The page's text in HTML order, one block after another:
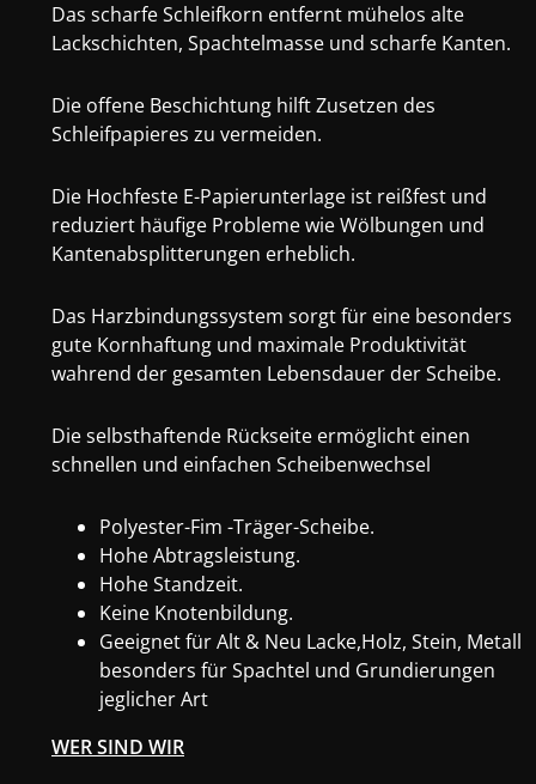
Das scharfe Schleifkorn entfernt mühelos alte
Lackschichten, Spachtelmasse und scharfe Kanten.
Die offene Beschichtung hilft Zusetzen des
Schleifpapieres zu vermeiden.
Die Hochfeste E-Papierunterlage ist reißfest und
reduziert häufige Probleme wie Wölbungen und
Kantenabsplitterungen erheblich.
Das Harzbindungssystem sorgt für eine besonders
gute Kornhaftung und maximale Produktivität
wahrend der gesamten Lebensdauer der Scheibe.
Die selbsthaftende Rückseite ermöglicht einen
schnellen und einfachen Scheibenwechsel
Polyester-Fim -Träger-Scheibe.
Hohe Abtragsleistung.
Hohe Standzeit.
Keine Knotenbildung.
Geeignet für Alt & Neu Lacke,Holz, Stein, Metall
besonders für Spachtel und Grundierungen
jeglicher Art
WER SIND WIR